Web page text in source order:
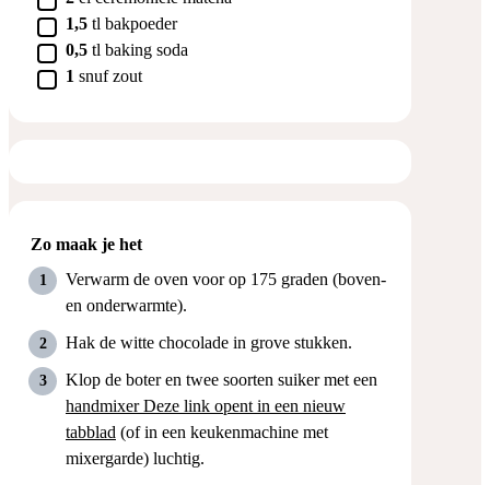
▢
1,5 tl bakpoeder
▢
0,5 tl baking soda
▢
1 snuf zout
Zo maak je het
Verwarm de oven voor op 175 graden (boven-
en onderwarmte).
Hak de witte chocolade in grove stukken.
Klop de boter en twee soorten suiker met een
handmixerDeze link opent in een nieuw
tabblad (of in een keukenmachine met
mixergarde) luchtig.